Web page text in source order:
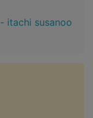
itachi susanoo